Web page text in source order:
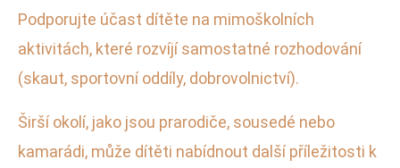
Podporujte účast dítěte na mimoškolních
aktivitách, které rozvíjí samostatné rozhodování
(skaut, sportovní oddíly, dobrovolnictví).
Širší okolí, jako jsou prarodiče, sousedé nebo
kamarádi, může dítěti nabídnout další příležitosti k